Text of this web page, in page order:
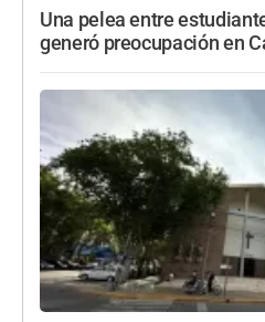
Una pelea entre
generó preocupación en